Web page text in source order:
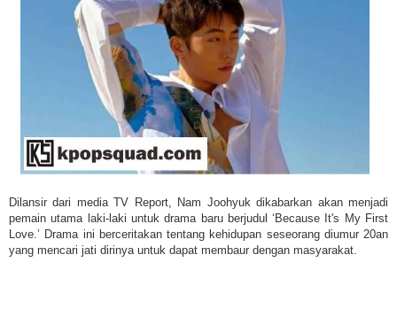
Dilansir dari media TV Report, Nam Joohyuk dikabarkan akan menjadi
pemain utama laki-laki untuk drama baru berjudul ‘Because It's My First
Love.’ Drama ini berceritakan tentang kehidupan seseorang diumur 20an
yang mencari jati dirinya untuk dapat membaur dengan masyarakat.